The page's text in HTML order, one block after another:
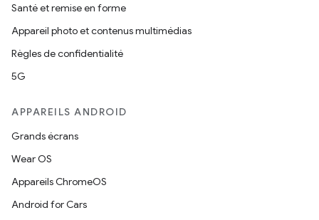
Santé et remise en forme
Appareil photo et contenus multimédias
Règles de confidentialité
5G
APPAREILS ANDROID
Grands écrans
Wear OS
Appareils ChromeOS
Android for Cars